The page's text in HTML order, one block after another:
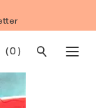
( 0 )